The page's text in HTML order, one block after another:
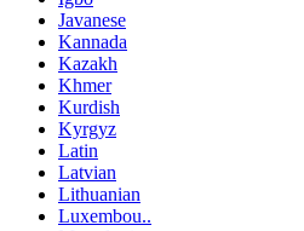
Javanese
Kannada
Kazakh
Khmer
Kurdish
Kyrgyz
Latin
Latvian
Lithuanian
Luxembou..